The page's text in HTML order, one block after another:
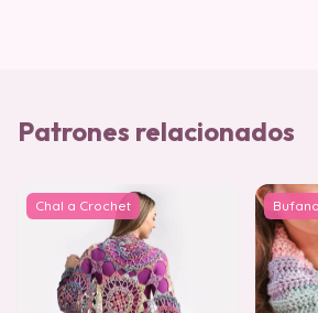
Patrones relacionados
Chal a Crochet